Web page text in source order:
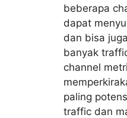
beberapa
dapat
dan bisa
banyak
channel
paling
traffic dan